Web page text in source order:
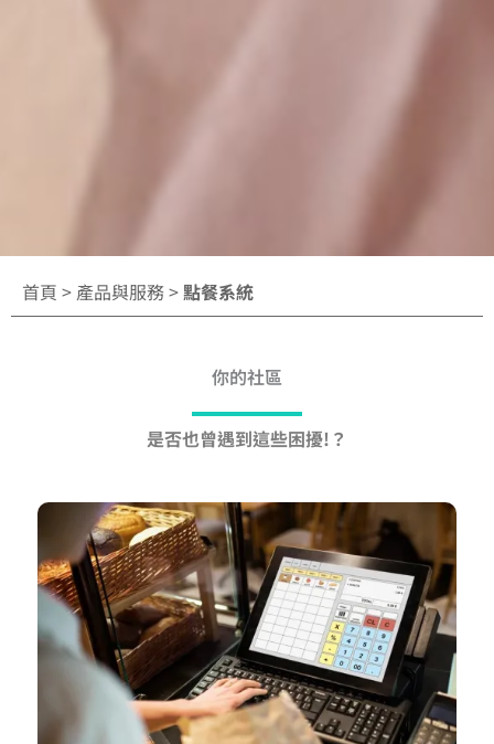
首頁 > 產品與服務>點餐系統
你的社區
是否也曾遇到這些困擾!？